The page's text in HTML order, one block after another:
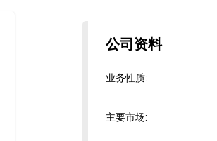
公司资料
业务性质:
主要市场: